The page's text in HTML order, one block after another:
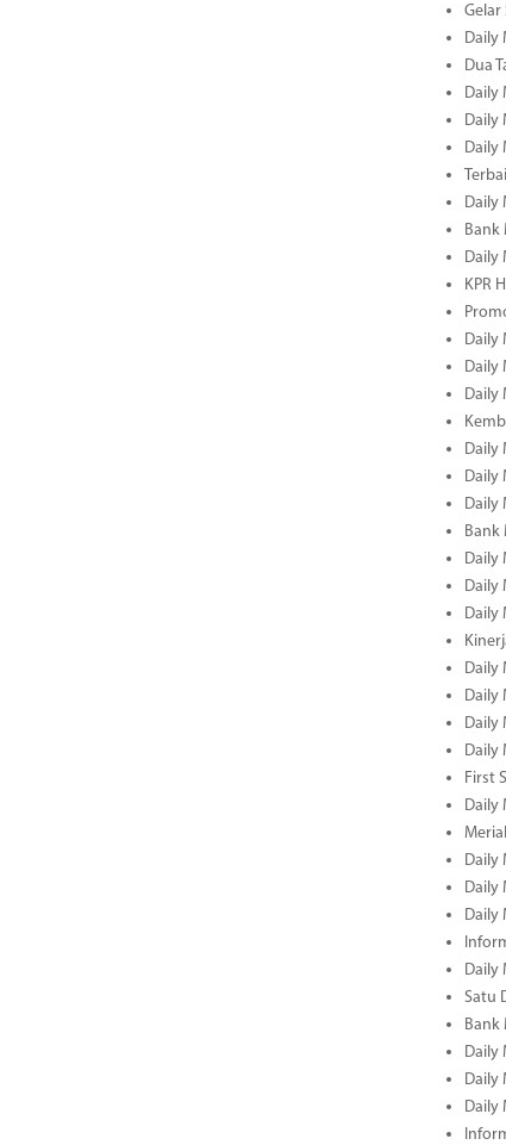
Gelar
Daily
Dua
Daily
Daily
Daily
Daily
Bank
Daily
KPR
Daily
Daily
Daily
Daily
Daily
Daily
Bank
Daily
Daily
Daily
Daily
Daily
Daily
Daily
First
Daily
Daily
Daily
Daily
Daily
Satu
Bank
Daily
Daily
Daily